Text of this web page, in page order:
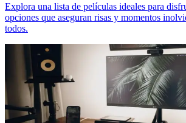
Explora una lista de películas ideales para
opciones que aseguran risas y momentos
todos.